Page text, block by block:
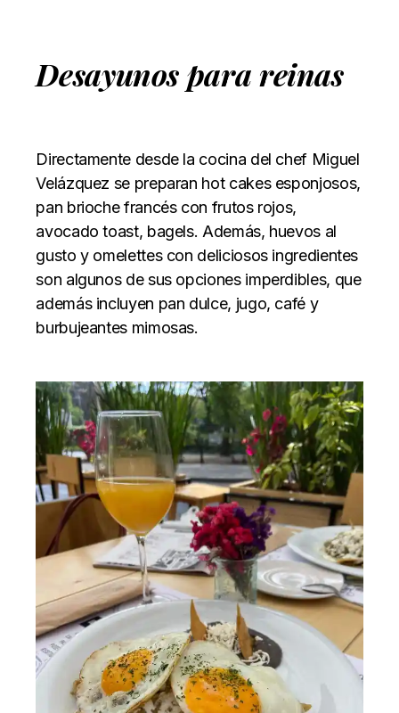
Desayunos para reinas
Directamente desde la cocina del chef Miguel
Velázquez se preparan hot cakes esponjosos,
pan brioche francés con frutos rojos,
avocado toast, bagels. Además, huevos al
gusto y omelettes con deliciosos ingredientes
son algunos de sus opciones imperdibles, que
además incluyen pan dulce, jugo, café y
burbujeantes mimosas.